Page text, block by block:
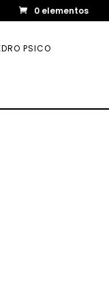
0 elementos
PSICO